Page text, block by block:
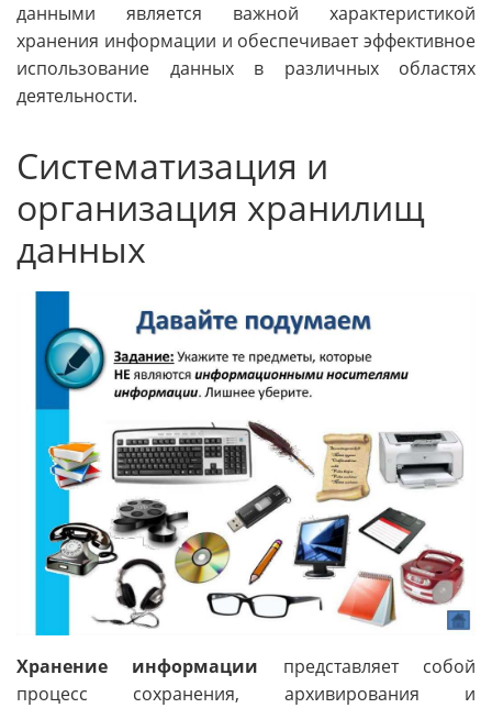
данными является важной характеристикой
хранения информации и обеспечивает эффективное
использование данных в различных областях
деятельности.
Систематизация и
организация хранилищ
данных
Хранение информации представляет собой
процесс сохранения, архивирования и